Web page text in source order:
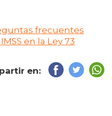
frecuentes
en la Ley 73
en: